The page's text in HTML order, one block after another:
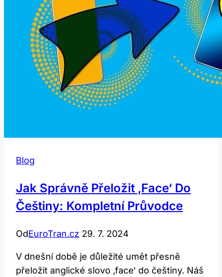
Blog
Jak Správně Přeložit ‚Face‘ Do
Češtiny: Kompletní Průvodce
OdEuroTran.cz 29. 7. 2024
V dnešní době je důležité umět přesně
přeložit anglické slovo ‚face‘ do češtiny. Náš